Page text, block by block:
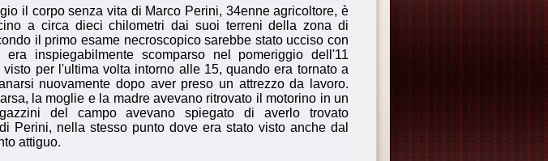
il corpo senza vita di Marco Perini, 34enne agricoltore, è
a circa dieci chilometri dai suoi terreni della zona di
il primo esame necroscopico sarebbe stato ucciso con
inspiegabilmente scomparso nel pomeriggio dell'11
per l'ultima volta intorno alle 15, quando era tornato a
nuovamente dopo aver preso un attrezzo da lavoro.
la moglie e la madre avevano ritrovato il motorino in un
del campo avevano spiegato di averlo trovato
Perini, nella stesso punto dove era stato visto anche dal
attiguo.